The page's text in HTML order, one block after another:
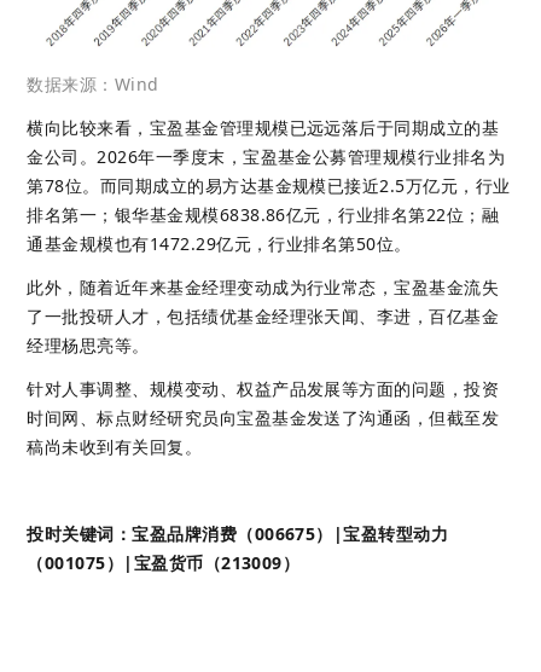
数据来源：Wind
横向比较来看，宝盈基金管理规模已远远落后于同期成立的基
金公司。2026年一季度末，宝盈基金公募管理规模行业排名为
第78位。而同期成立的易方达基金规模已接近2.5万亿元，行业
排名第一；银华基金规模6838.86亿元，行业排名第22位；融
通基金规模也有1472.29亿元，行业排名第50位。
此外，随着近年来基金经理变动成为行业常态，宝盈基金流失
了一批投研人才，包括绩优基金经理张天闻、李进，百亿基金
经理杨思亮等。
针对人事调整、规模变动、权益产品发展等方面的问题，投资
时间网、标点财经研究员向宝盈基金发送了沟通函，但截至发
稿尚未收到有关回复。
投时关键词：宝盈品牌消费（006675）|宝盈转型动力
（001075）|宝盈货币（213009）